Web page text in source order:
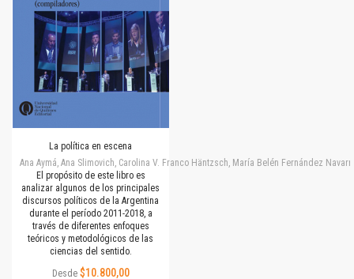
La política en escena
Ana Aymá, Ana Slimovich, Carolina V. Franco Häntzsch, María Belén Fernández
El propósito de este libro es
analizar algunos de los principales
discursos políticos de la Argentina
durante el período 2011-2018, a
través de diferentes enfoques
teóricos y metodológicos de las
ciencias del sentido.
Desde $10.800,00